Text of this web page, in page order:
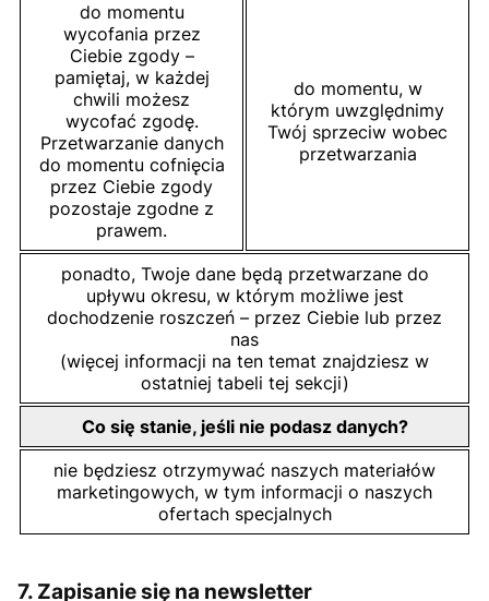
do momentu
wycofania przez
Ciebie zgody –
pamiętaj, w każdej
chwili możesz
wycofać zgodę.
Przetwarzanie danych
do momentu cofnięcia
przez Ciebie zgody
pozostaje zgodne z
prawem.
do momentu, w
którym uwzględnimy
Twój sprzeciw wobec
przetwarzania
ponadto, Twoje dane będą przetwarzane do
upływu okresu, w którym możliwe jest
dochodzenie roszczeń – przez Ciebie lub przez
nas
(więcej informacji na ten temat znajdziesz w
ostatniej tabeli tej sekcji)
Co się stanie, jeśli nie podasz danych?
nie będziesz otrzymywać naszych materiałów
marketingowych, w tym informacji o naszych
ofertach specjalnych
7. Zapisanie się na newsletter